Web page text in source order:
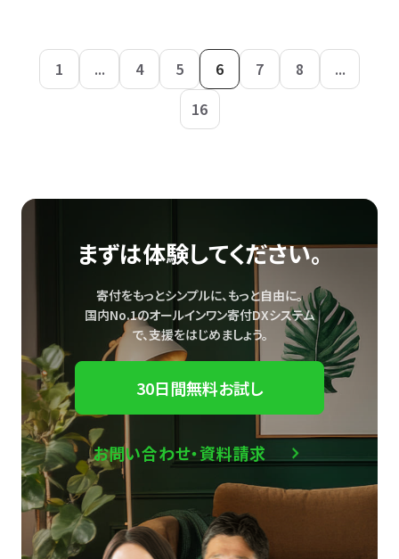
1 ... 4 5 6 7 8
...
16
まずは体験してください。
寄付をもっとシンプルに、もっと自由に。
国内No.1のオールインワン寄付DXシステム
で、支援をはじめましょう。
30日間無料お試し
お問い合わせ・資料請求